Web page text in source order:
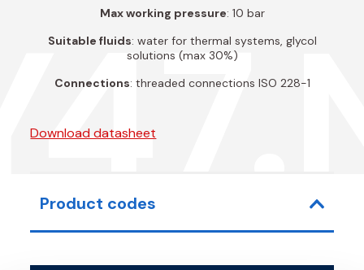
Max working pressure: 10 bar
Suitable fluids: water for thermal systems, glycol
solutions (max 30%)
Connections: threaded connections ISO 228-1
Download datasheet
Product codes